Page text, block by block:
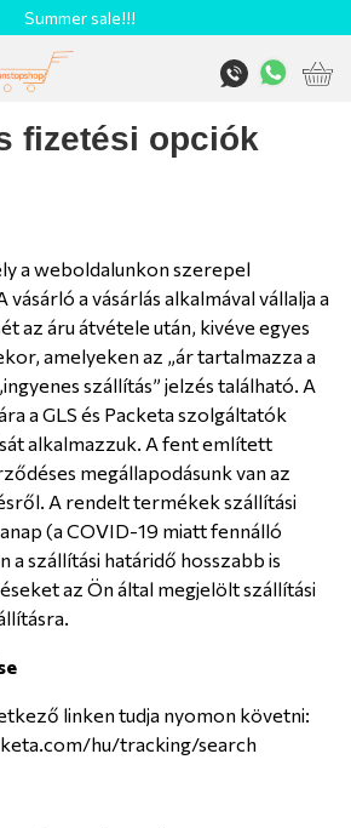
Summer sale!!!
fizetési opciók
a weboldalunkon szerepel
a vásárlás alkalmával vállalja a
az áru átvétele után, kivéve egyes
amelyeken az „ár tartalmazza a
szállítás” jelzés található. A
a GLS és Packeta szolgáltatók
alkalmazzuk. A fent említett
megállapodásunk van az
A rendelt termékek szállítási
(a COVID-19 miatt fennálló
a szállítási határidő hosszabb is
az Ön által megjelölt szállítási
linken tudja nyomon követni:
hu/tracking/search